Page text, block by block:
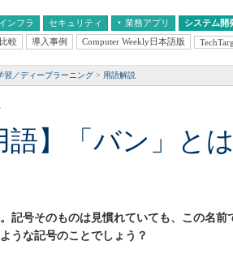
ンフラ セキュリティ 業務アプリ
ライズAI
ム
システム開
経営とIT 医療IT
較 導入事例 Computer Weekly日本語版
習／ディープラーニング 用語解説
語】「バン」と
記号そのものは見慣れていても、この名前
うな記号のことでしょう？